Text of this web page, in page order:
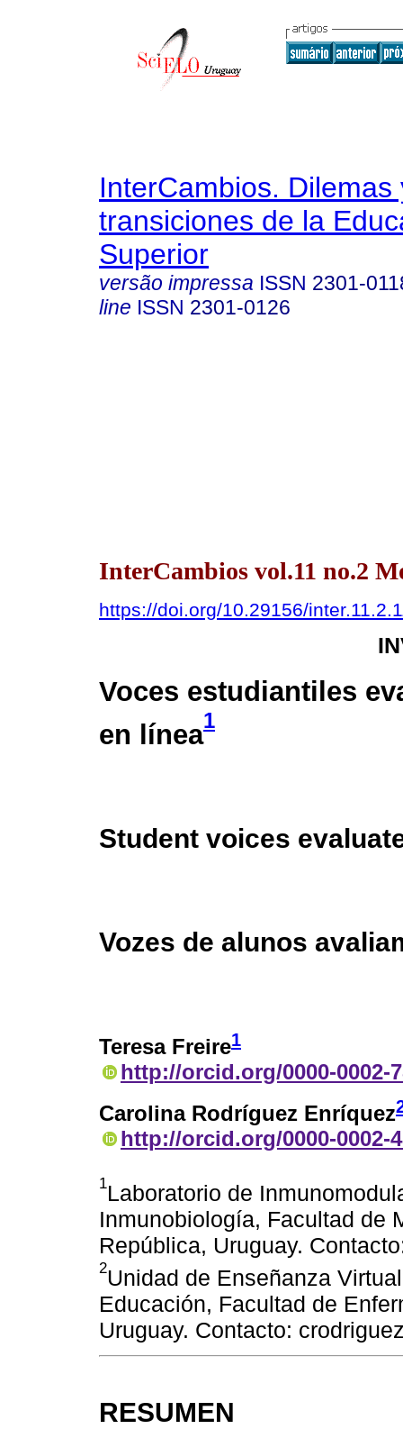
InterCambios. Dilemas
transiciones de la
Superior
versão impressa ISSN 2301-
line ISSN 2301-0126
InterCambios vol.11 no.2
https://doi.org/10.29156/
Voces estudiantiles
en línea1
Student voices
Vozes de alunos
Teresa Freire1
http://orcid.org/0000-0002-
Carolina Rodríguez Enríquez
http://orcid.org/0000-0002-
1Laboratorio de
Inmunobiología, Facultad de
República, Uruguay.
2Unidad de Enseñanza
Educación, Facultad de
Uruguay. Contacto:
RESUMEN